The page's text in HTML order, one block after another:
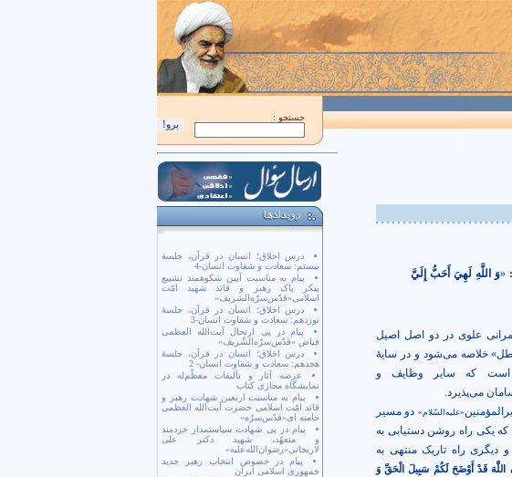
جستجو :
درس اخلاق؛ انسان در قرآن، جلسۀ
بیستم: سعادت و شقاوت انسان-4
پیام به مناسبت آیین شکوهمند تشییع
پیکر پاک رهبر و قائد شهید امّت
اسلامی«قدّس‌سرّه‌الشریف»
درس اخلاق؛ انسان در قرآن، جلسۀ
نوزدهم: سعادت و شقاوت انسان-3
پیام در پی ارتحال آیت‌الله العظمی
فیاض «قدّس‌سرّه‌الشّریف»
درس اخلاق؛ انسان در قرآن، جلسۀ
هجدهم: سعادت و شقاوت انسان- 2
عرضه آثار و تألیفات معظّم‌له در
نمایشگاه مجازی کتاب
پیام به مناسبت اربعین شهادت رهبر و
قائد امّت اسلامی حضرت آیت‌الله العظمی
خامنه ای«قدّس‌سرّه»
پیام در پی شهادت سیاستمدار خردمند
و متعهّد، شهید دکتر علی
لاریجانی«رضوان‌الله‌علیه»
پیام در خصوص انتخاب رهبر جدید
جمهوری اسلامی ایران
«وَ اللَّهِ لَهِيَ أَحَبُّ إِلَيَّ
علوی در دو اصل اصیل
خلاصه می‌شود و در سایۀ
است که سایر وظایف و
می‌پذیرد.
«علیه‌السّلام» دو مسیر
یکی راه روشن دستیابی به
دیگری راه تاریک منتهی به
اللَّهَ قَدْ أَوْضَحَ لَكُمْ سَبِيلَ الْحَقِّ وَ